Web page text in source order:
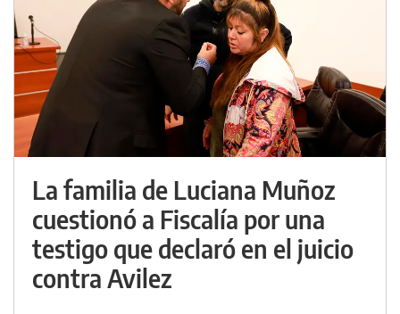
La familia de Luciana Muñoz
cuestionó a Fiscalía por una
testigo que declaró en el juicio
contra Avilez